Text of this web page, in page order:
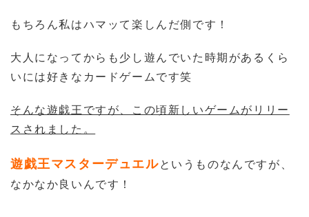
もちろん私はハマッて楽しんだ側です！
大人になってからも少し遊んでいた時期があるくら
いには好きなカードゲームです笑
そんな遊戯王ですが、この頃新しいゲームがリリー
スされました。
遊戯王マスターデュエルというものなんですが、
なかなか良いんです！